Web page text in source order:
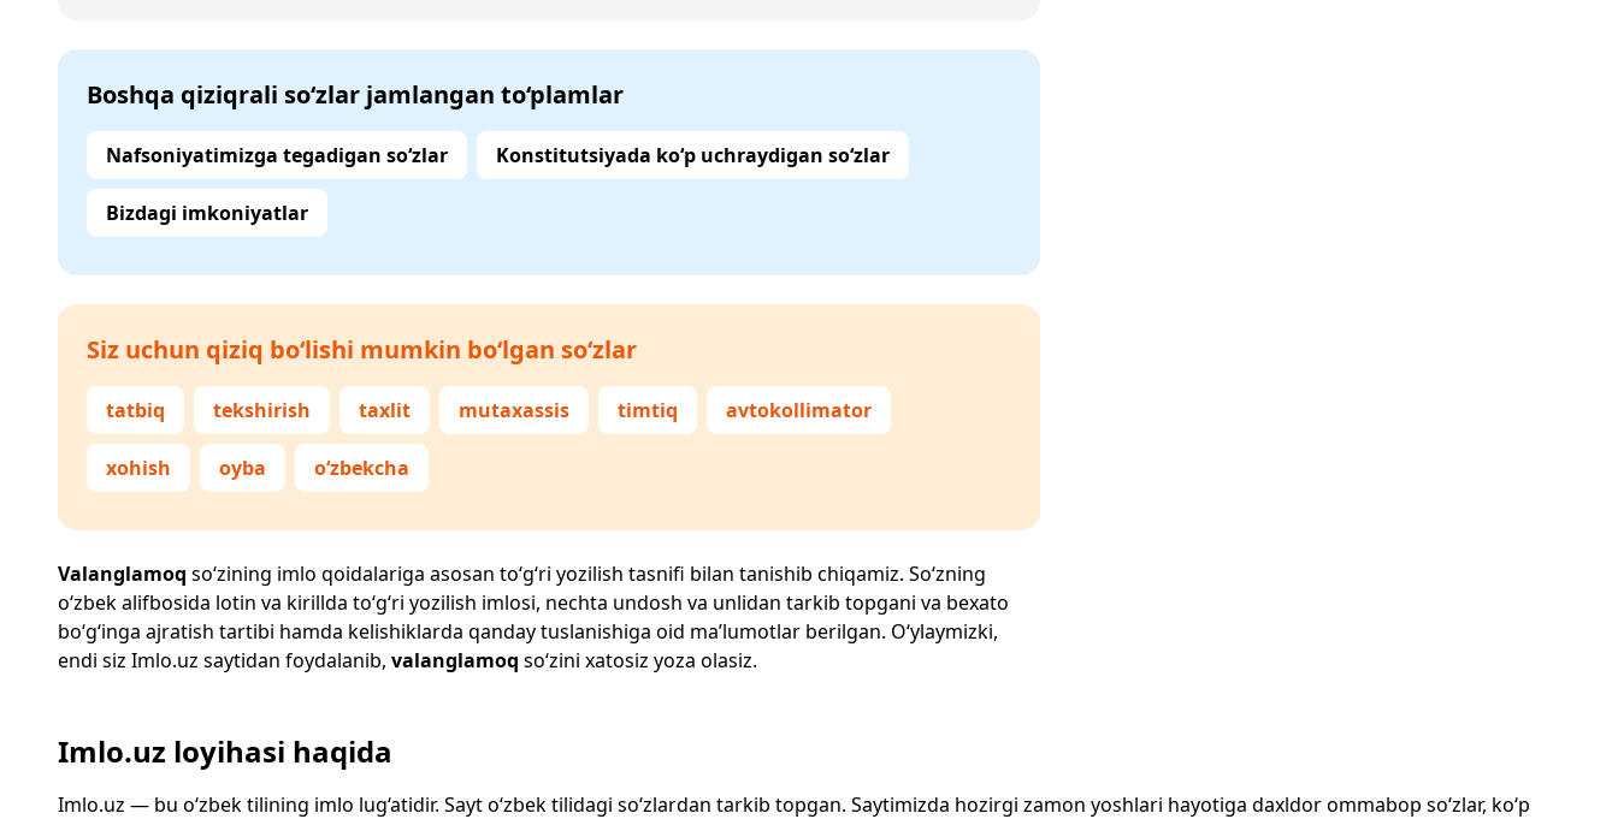
Boshqa qiziqrali so‘zlar jamlangan to‘plamlar
Nafsoniyatimizga tegadigan so‘zlar Konstitutsiyada ko‘p uchraydigan so‘zlar
Bizdagi imkoniyatlar
Siz uchun qiziq bo‘lishi mumkin bo‘lgan so‘zlar
tatbiq tekshirish taxlit mutaxassis timtiq avtokollimator
xohish oyba o‘zbekcha
Valanglamoq so‘zining imlo qoidalariga asosan to‘g‘ri yozilish tasnifi bilan tanishib chiqamiz. So‘zning
o‘zbek alifbosida lotin va kirillda to‘g‘ri yozilish imlosi, nechta undosh va unlidan tarkib topgani va bexato
bo‘g‘inga ajratish tartibi hamda kelishiklarda qanday tuslanishiga oid ma’lumotlar berilgan. O‘ylaymizki,
endi siz Imlo.uz saytidan foydalanib, valanglamoq so‘zini xatosiz yoza olasiz.
Imlo.uz loyihasi haqida
Imlo.uz — bu o‘zbek tilining imlo lug‘atidir. Sayt o‘zbek tilidagi so‘zlardan tarkib topgan. Saytimizda hozirgi zamon yoshlari hayotiga daxldor ommabop so‘zlar, ko‘p